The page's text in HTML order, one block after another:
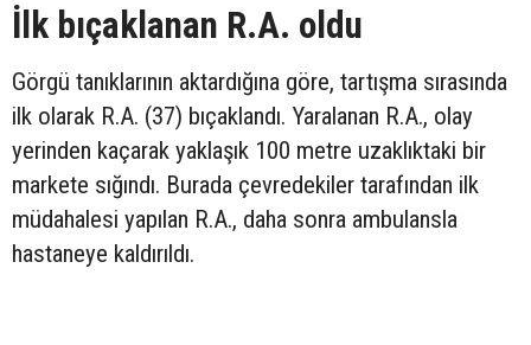
İlk bıçaklanan R.A. oldu
Görgü tanıklarının aktardığına göre, tartışma sırasında
ilk olarak R.A. (37) bıçaklandı. Yaralanan R.A., olay
yerinden kaçarak yaklaşık 100 metre uzaklıktaki bir
markete sığındı. Burada çevredekiler tarafından ilk
müdahalesi yapılan R.A., daha sonra ambulansla
hastaneye kaldırıldı.